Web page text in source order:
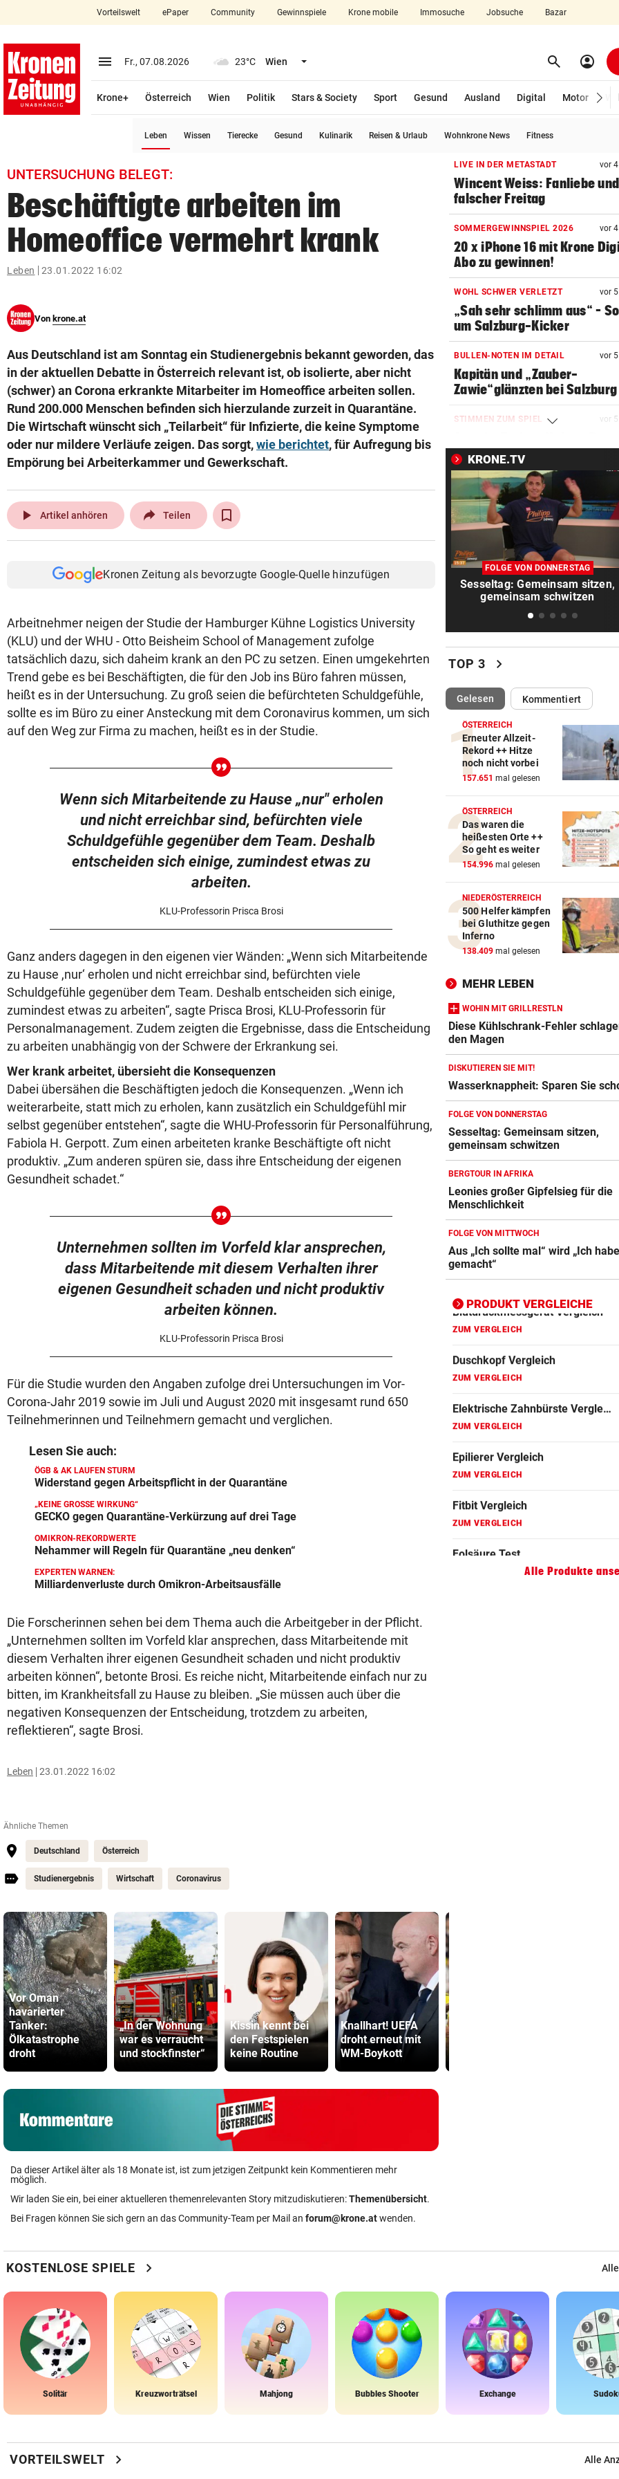
closeSchließen
account_circle Anmelden
arrow_right
bookmark
search
Suchbegriff
eingeben
© Krone Multimedia GmbH & Co KG 2026
Vorteilswelt ePaper Community Gewinnspiele Krone mobile Immosuche Jobsuche Bazar
menu Menü aufklappen
Fr., 07.08.2026 23°C Wien Menü aufklappen search Suchen
account_circle
Krone+ Österreich Wien Politik Stars & Society Sport Gesund Ausland Digital Motor
Leben Wissen Tierecke Gesund Kulinarik Reisen & Urlaub Wohnkrone News Fitness
UNTERSUCHUNG BELEGT:
Beschäftigte arbeiten im
Homeoffice vermehrt krank
Leben 23.01.2022 16:02
Von krone.at
Aus Deutschland ist am Sonntag ein Studienergebnis bekannt geworden, das
in der aktuellen Debatte in Österreich relevant ist, ob isolierte, aber nicht
(schwer) an Corona erkrankte Mitarbeiter im Homeoffice arbeiten sollen.
Rund 200.000 Menschen befinden sich hierzulande zurzeit in Quarantäne.
Die Wirtschaft wünscht sich „Teilarbeit“ für Infizierte, die keine Symptome
oder nur mildere Verläufe zeigen. Das sorgt,wie berichtet, für Aufregung bis
Empörung bei Arbeiterkammer und Gewerkschaft.
play_arrow Artikel anhören Teilen
Kronen Zeitung als bevorzugte Google-Quelle hinzufügen
Arbeitnehmer neigen der Studie der Hamburger Kühne Logistics University
(KLU) und der WHU - Otto Beisheim School of Management zufolge
tatsächlich dazu, sich daheim krank an den PC zu setzen. Einen umgekehrten
Trend gebe es bei Beschäftigten, die für den Job ins Büro fahren müssen,
heißt es in der Untersuchung. Zu groß seien die befürchteten Schuldgefühle,
sollte es im Büro zu einer Ansteckung mit dem Coronavirus kommen, um sich
auf den Weg zur Firma zu machen, heißt es in der Studie.
Wenn sich Mitarbeitende zu Hause „nur" erholen
und nicht erreichbar sind, befürchten viele
Schuldgefühle gegenüber dem Team. Deshalb
entscheiden sich einige, zumindest etwas zu
arbeiten.
KLU-Professorin Prisca Brosi
Ganz anders dagegen in den eigenen vier Wänden: „Wenn sich Mitarbeitende
zu Hause ,nur‘ erholen und nicht erreichbar sind, befürchten viele
Schuldgefühle gegenüber dem Team. Deshalb entscheiden sich einige,
zumindest etwas zu arbeiten“, sagte Prisca Brosi, KLU-Professorin für
Personalmanagement. Zudem zeigten die Ergebnisse, dass die Entscheidung
zu arbeiten unabhängig von der Schwere der Erkrankung sei.
Wer krank arbeitet, übersieht die Konsequenzen
Dabei übersähen die Beschäftigten jedoch die Konsequenzen. „Wenn ich
weiterarbeite, statt mich zu erholen, kann zusätzlich ein Schuldgefühl mir
selbst gegenüber entstehen“, sagte die WHU-Professorin für Personalführung,
Fabiola H. Gerpott. Zum einen arbeiteten kranke Beschäftigte oft nicht
produktiv. „Zum anderen spüren sie, dass ihre Entscheidung der eigenen
Gesundheit schadet.“
Unternehmen sollten im Vorfeld klar ansprechen,
dass Mitarbeitende mit diesem Verhalten ihrer
eigenen Gesundheit schaden und nicht produktiv
arbeiten können.
KLU-Professorin Prisca Brosi
Für die Studie wurden den Angaben zufolge drei Untersuchungen im Vor-
Corona-Jahr 2019 sowie im Juli und August 2020 mit insgesamt rund 650
Teilnehmerinnen und Teilnehmern gemacht und verglichen.
Lesen Sie auch:
ÖGB & AK LAUFEN STURM
Widerstand gegen Arbeitspflicht in der Quarantäne
„KEINE GROSSE WIRKUNG“
GECKO gegen Quarantäne-Verkürzung auf drei Tage
OMIKRON-REKORDWERTE
Nehammer will Regeln für Quarantäne „neu denken“
EXPERTEN WARNEN:
Milliardenverluste durch Omikron-Arbeitsausfälle
Die Forscherinnen sehen bei dem Thema auch die Arbeitgeber in der Pflicht.
„Unternehmen sollten im Vorfeld klar ansprechen, dass Mitarbeitende mit
diesem Verhalten ihrer eigenen Gesundheit schaden und nicht produktiv
arbeiten können“, betonte Brosi. Es reiche nicht, Mitarbeitende einfach nur zu
bitten, im Krankheitsfall zu Hause zu bleiben. „Sie müssen auch über die
negativen Konsequenzen der Entscheidung, trotzdem zu arbeiten,
reflektieren“, sagte Brosi.
Leben 23.01.2022 16:02
Ähnliche Themen
Deutschland Österreich
Studienergebnis Wirtschaft Coronavirus
Vor Oman
havarierter
Tanker:
Ölkatastrophe
droht
„In der Wohnung
war es verraucht
und stockfinster“
Kissin kennt bei
den Festspielen
keine Routine
Knallhart! UEFA
droht erneut mit
WM-Boykott
Da dieser Artikel älter als 18 Monate ist, ist zum jetzigen Zeitpunkt kein Kommentieren mehr
möglich.
Wir laden Sie ein, bei einer aktuelleren themenrelevanten Story mitzudiskutieren:Themenübersicht.
Bei Fragen können Sie sich gern an das Community-Team per Mail an forum@krone.atwenden.
LIVE IN DER METASTADT vor
Wincent Weiss: Fanliebe
falscher Freitag
SOMMERGEWINNSPIEL 2026 vor
20 x iPhone 16 mit Krone
Abo zu gewinnen!
WOHL SCHWER VERLETZT vor
„Sah sehr schlimm aus“ –
um Salzburg-Kicker
BULLEN-NOTEN IM DETAIL vor
Kapitän und „Zauber-
Zawie“glänzten bei Salzburg
STIMMEN ZUM SPIEL vor
uns besser!“
KUNDENDATEN BETROFFEN
Cyberangriff auf Wiener
Schmuckhändler Frey Wille
EUROPA-LEAGUE-QUALI
Joker Tabakovic führt
Last-Minute-Sieg
Erste Anklage gegen Israeli
Gaza-Krieg
Sportboss Katzer: „Fahren
superhappy nach Hause“
ORKAN, KEIN STROM & CO vor
Skurrilitäten in der Red Bull
häufen sich
Knoll bei EM Achter vom
Lotfi auf Rang 12!
SCHON NÄCHSTE SAISON vor
F1-Boss verrät: Es wird mehr
Sprintrennen geben
FREISPRÜCHE REGEN AUF vor
Katzentöter-Anwalt: „Nie
Lange Haftstrafen für
über Waffenengpässe
CONFERENCE LEAGUE vor
Sieg! Austria stößt die Tür
Play-off weit auf
MITTEN IN HITZEWELLE
Irre! Salzburg – Pafos wegen
Sintflut unterbrochen
Reusser vor Ventoux-Etappe
weiter im Gelben Trikot
KEIN ARSENAL-WECHSEL vor
Vinicius Jr. verlängert bei
Madrid bis 2032
UKRAINISCHER ANGRIFF?
Vor Oman havarierter
„VERSTEHE ICH NICHT“
Morddrohungen aus
KRONE.TV
FOLGE VON DONNERSTAG
Sesseltag: Gemeinsam sitzen,
gemeinsam schwitzen
TOP 3 chevron_right
Gelesen(ausgewählt)Kommentiert
ÖSTERREICH
Erneuter Allzeit-
Rekord ++ Hitze
noch nicht vorbei
157.651 mal gelesen
ÖSTERREICH
Das waren die
heißesten Orte ++
So geht es weiter
154.996 mal gelesen
NIEDERÖSTERREICH
500 Helfer kämpfen
bei Gluthitze gegen
Inferno
138.409 mal gelesen
MEHR LEBEN
WOHIN MIT GRILLRESTLN
Diese Kühlschrank-Fehler
den Magen
DISKUTIEREN SIE MIT!
Wasserknappheit: Sparen Sie
FOLGE VON DONNERSTAG
Sesseltag: Gemeinsam sitzen,
gemeinsam schwitzen
BERGTOUR IN AFRIKA
Leonies großer Gipfelsieg für die
Menschlichkeit
FOLGE VON MITTWOCH
Aus „Ich sollte mal“ wird „Ich
gemacht“
PRODUKT VERGLEICHE
Blutdruckmessgerät Vergleich
ZUM VERGLEICH
Duschkopf Vergleich
ZUM VERGLEICH
Elektrische Zahnbürste Vergleich
ZUM VERGLEICH
Epilierer Vergleich
ZUM VERGLEICH
Fitbit Vergleich
ZUM VERGLEICH
Folsäure Test
Gin Vergleich
Johanniskraut Vergleich
Kokosöl Vergleich
Lockenstab Vergleich
Alle Produkte
KOSTENLOSE SPIELE chevron_right
Solitär Kreuzworträtsel Mahjong Bubbles Shooter Exchange
VORTEILSWELT chevron_right Alle